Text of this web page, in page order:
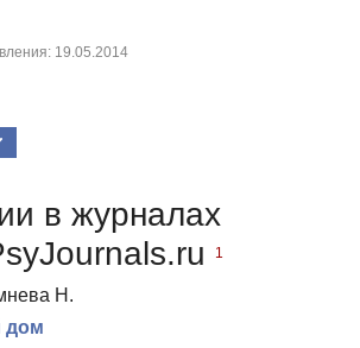
19.05.2014
в журналах
1
Н.
дом